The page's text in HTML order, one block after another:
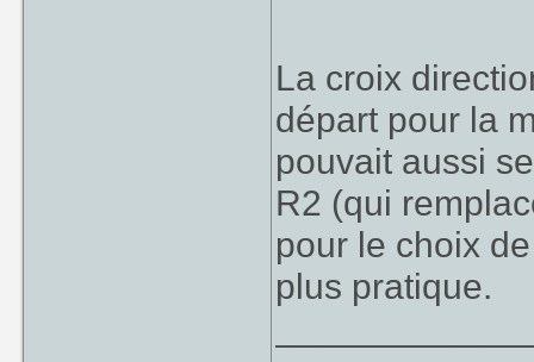
La croix
départ pour la
pouvait aussi
R2 (qui
pour le choix
plus pratique.